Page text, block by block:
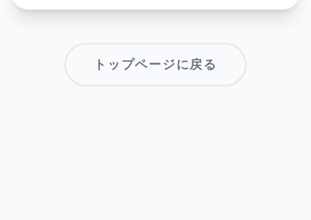
トップページに戻る